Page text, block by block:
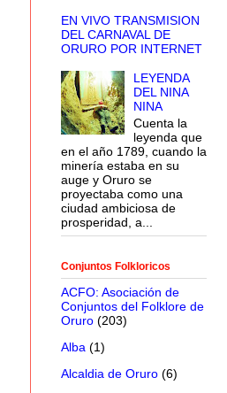
EN VIVO TRANSMISION
DEL CARNAVAL DE
ORURO POR INTERNET
LEYENDA
DEL NINA
NINA
Cuenta la
leyenda que
en el año 1789, cuando la
minería estaba en su
auge y Oruro se
proyectaba como una
ciudad ambiciosa de
prosperidad, a...
Conjuntos Folkloricos
ACFO: Asociación de
Conjuntos del Folklore de
Oruro (203)
Alba (1)
Alcaldia de Oruro (6)